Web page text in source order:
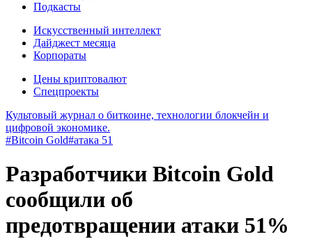
Подкасты
Искусственный интеллект
Дайджест месяца
Корпораты
Цены криптовалют
Спецпроекты
Культовый журнал о биткоине, технологии блокчейн и
цифровой экономике.
#Bitcoin Gold#атака 51
Разработчики Bitcoin Gold
сообщили об
предотвращении атаки 51%